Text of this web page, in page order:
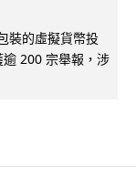
裝的虛擬貨幣投
200 宗舉報，涉